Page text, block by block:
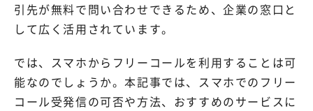
引先が無料で問い合わせできるため、企業の窓口と
して広く活用されています。
では、スマホからフリーコールを利用することは可
能なのでしょうか。本記事では、スマホでのフリー
コール受発信の可否や方法、おすすめのサービスに